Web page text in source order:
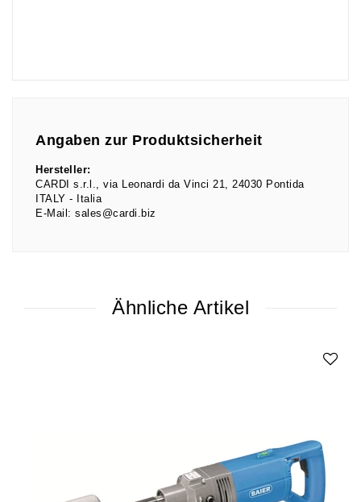
Angaben zur Produktsicherheit
Hersteller:
CARDI s.r.l.
via Leonardi da Vinci 21 24030 Pontida
ITALY
Italia
E-Mail: sales@cardi.biz
Ähnliche Artikel